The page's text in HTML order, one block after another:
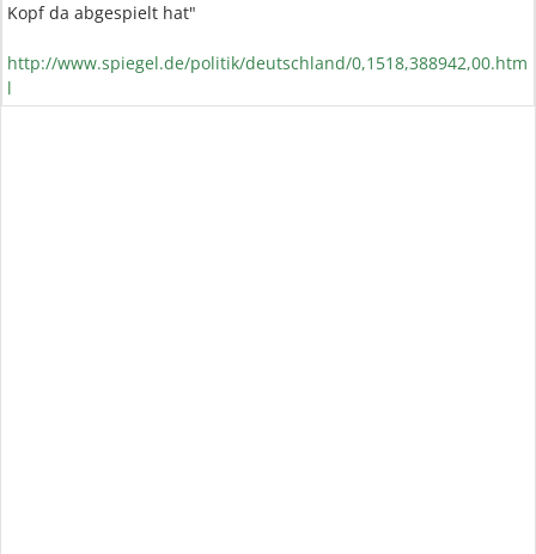
Kopf da abgespielt hat"
http://www.spiegel.de/politik/deutschland/0,1518,388942,00.htm
l